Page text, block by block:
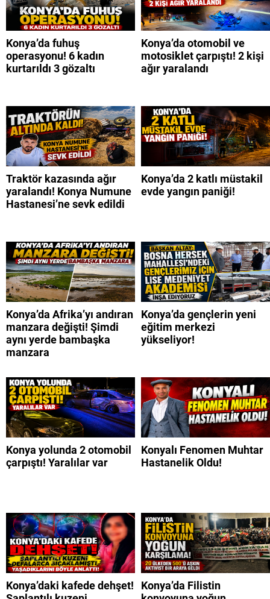
Konya’da fuhuş
operasyonu! 6 kadın
kurtarıldı 3 gözaltı
Konya’da otomobil ve
motosiklet çarpıştı! 2 kişi
ağır yaralandı
Traktör kazasında ağır
yaralandı! Konya Numune
Hastanesi’ne sevk edildi
Konya’da 2 katlı müstakil
evde yangın paniği!
Konya’da Afrika’yı andıran
manzara değişti! Şimdi
aynı yerde bambaşka
manzara
Konya’da gençlerin yeni
eğitim merkezi
yükseliyor!
Konya yolunda 2 otomobil
çarpıştı! Yaralılar var
Konyalı Fenomen Muhtar
Hastanelik Oldu!
Konya’daki kafede dehşet!
Konya’da Filistin